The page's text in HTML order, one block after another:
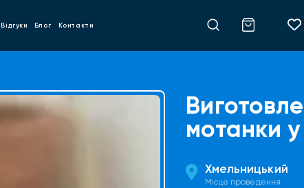
Відгуки Блог Контакти
мотанки
Хмельницький
Місце проведення